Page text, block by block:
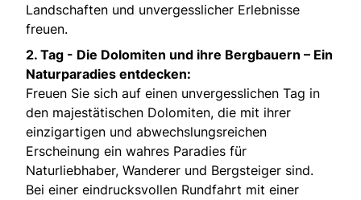
Landschaften und unvergesslicher Erlebnisse
freuen.
2. Tag - Die Dolomiten und ihre Bergbauern – Ein
Naturparadies entdecken:
Freuen Sie sich auf einen unvergesslichen Tag in
den majestätischen Dolomiten, die mit ihrer
einzigartigen und abwechslungsreichen
Erscheinung ein wahres Paradies für
Naturliebhaber, Wanderer und Bergsteiger sind.
Bei einer eindrucksvollen Rundfahrt mit einer